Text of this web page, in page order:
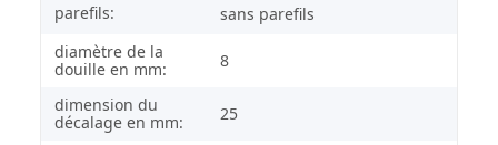
parefils:
sans parefils
diamètre de la
douille en mm:
8
dimension du
décalage en mm:
25